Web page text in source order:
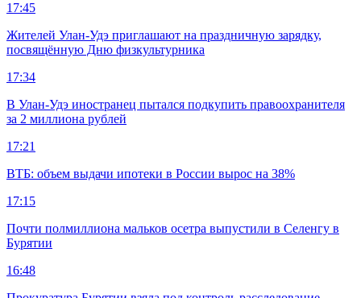
17:45
Жителей Улан-Удэ приглашают на праздничную зарядку,
посвящённую Дню физкультурника
17:34
В Улан-Удэ иностранец пытался подкупить правоохранителя
за 2 миллиона рублей
17:21
ВТБ: объем выдачи ипотеки в России вырос на 38%
17:15
Почти полмиллиона мальков осетра выпустили в Селенгу в
Бурятии
16:48